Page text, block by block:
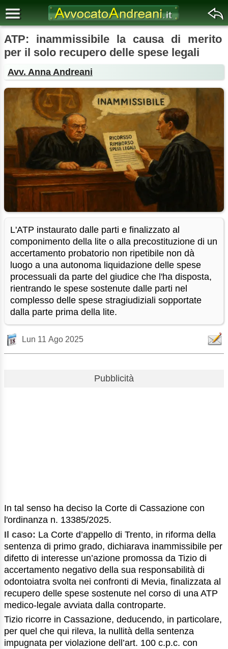
ATP: inammissibile la causa di merito
per il solo recupero delle spese legali
Avv. Anna Andreani
L'ATP instaurato dalle parti e finalizzato al
componimento della lite o alla precostituzione di un
accertamento probatorio non ripetibile non dà
luogo a una autonoma liquidazione delle spese
processuali da parte del giudice che l'ha disposta,
rientrando le spese sostenute dalle parti nel
complesso delle spese stragiudiziali sopportate
dalla parte prima della lite.
Lun 11 Ago 2025
Pubblicità
In tal senso ha deciso la Corte di Cassazione con
l'ordinanza n. 13385/2025.
Il caso: La Corte d’appello di Trento, in riforma della
sentenza di primo grado, dichiarava inammissibile per
difetto di interesse un’azione promossa da Tizio di
accertamento negativo della sua responsabilità di
odontoiatra svolta nei confronti di Mevia, finalizzata al
recupero delle spese sostenute nel corso di una ATP
medico-legale avviata dalla controparte.
Tizio ricorre in Cassazione, deducendo, in particolare,
per quel che qui rileva, la nullità della sentenza
impugnata per violazione dell’art. 100 c.p.c. con